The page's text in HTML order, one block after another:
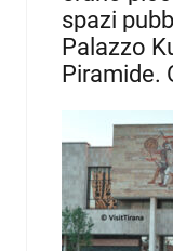
spazi
Palazzo
Piramide.